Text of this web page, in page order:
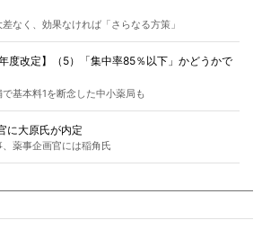
なく、効果なければ「さらなる方策」
年度改定】（5）「集中率85％以下」かどうかで
基本料1を断念した中小薬局も
に大原氏が内定
、薬事企画官には稲角氏